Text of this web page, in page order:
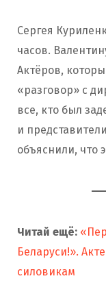
Сергея
часов.
Актёров,
«разговор» с
все, кто был
и
объяснили, что
Читай ещё:
Беларуси!».
силовикам